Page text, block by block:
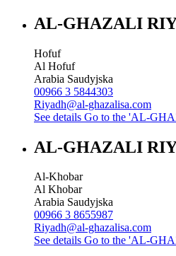
AL-GHAZALI
Hofuf
Al Hofuf
Arabia Saudyjska
00966 3 5844303
Riyadh@al-ghazalisa.com
See details Go to the 'AL-
AL-GHAZALI
Al-Khobar
Al Khobar
Arabia Saudyjska
00966 3 8655987
Riyadh@al-ghazalisa.com
See details Go to the 'AL-